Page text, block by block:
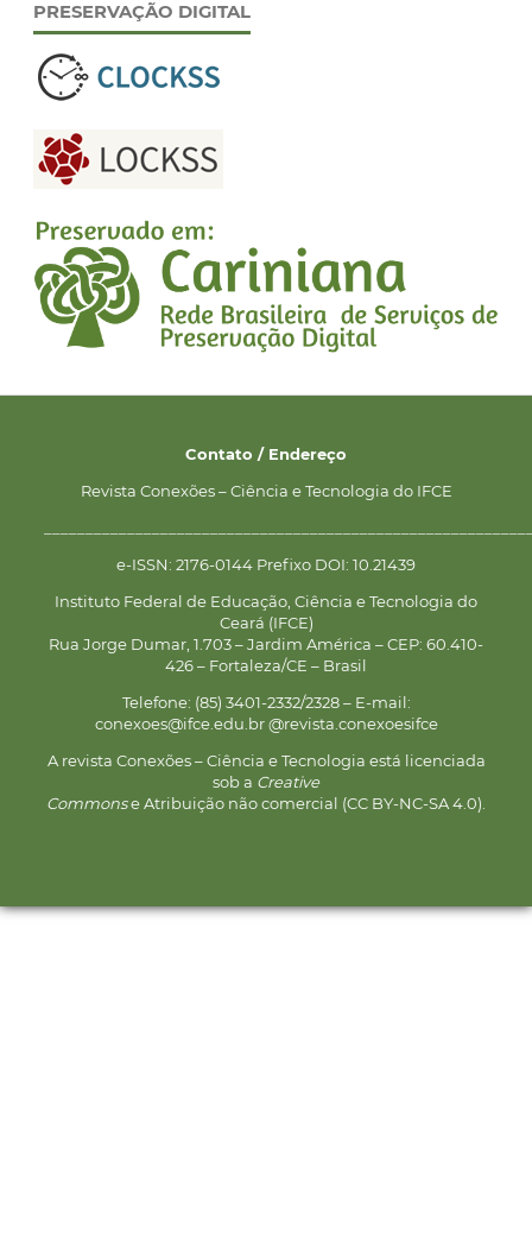
PRESERVAÇÃO DIGITAL
Contato / Endereço
Revista Conexões – Ciência e Tecnologia do IFCE
e-ISSN: 2176-0144 Prefixo DOI: 10.21439
Instituto Federal de Educação, Ciência e Tecnologia do
Ceará (IFCE)
Rua Jorge Dumar, 1.703 – Jardim América – CEP: 60.410-
426 – Fortaleza/CE – Brasil
Telefone: (85) 3401-2332/2328 – E-mail:
conexoes@ifce.edu.br @revista.conexoesifce
A revista Conexões – Ciência e Tecnologia está licenciada
sob a Creative
Commonse Atribuição não comercial (CC BY-NC-SA 4.0).